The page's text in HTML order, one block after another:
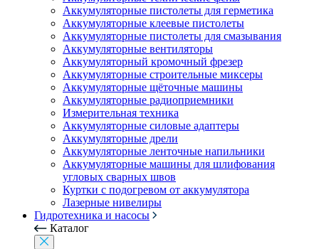
Аккумуляторные пистолеты для герметика
Аккумуляторные клеевые пистолеты
Аккумуляторные пистолеты для смазывания
Аккумуляторные вентиляторы
Аккумуляторный кромочный фрезер
Аккумуляторные строительные миксеры
Аккумуляторные щёточные машины
Аккумуляторные радиоприемники
Измерительная техника
Аккумуляторные силовые адаптеры
Аккумуляторные дрели
Аккумуляторные ленточные напильники
Аккумуляторные машины для шлифования
угловых сварных швов
Куртки с подогревом от аккумулятора
Лазерные нивелиры
Гидротехника и насосы
Каталог